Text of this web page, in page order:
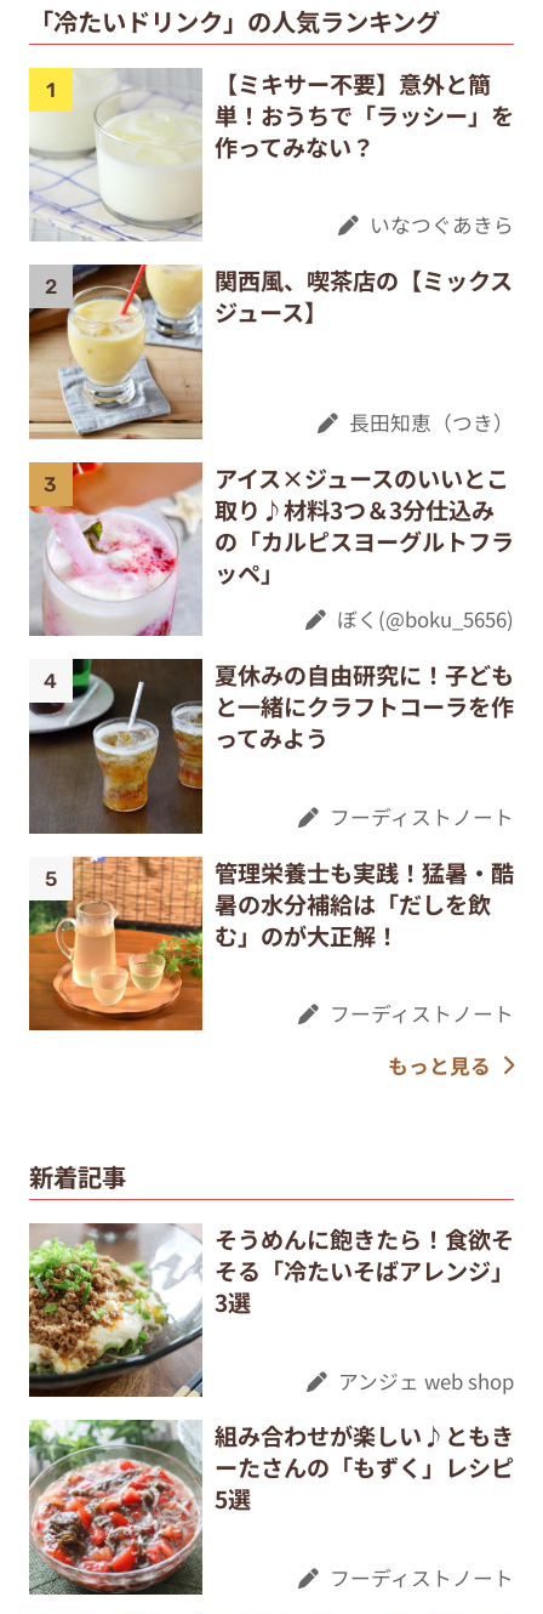
「冷たいドリンク」の人気ランキング
【ミキサー不要】意外と簡
単！おうちで「ラッシー」を
作ってみない？
いなつぐあきら
関西風、喫茶店の【ミックス
ジュース】
長田知恵（つき）
アイス×ジュースのいいとこ
取り♪材料3つ＆3分仕込み
の「カルピスヨーグルトフラ
ッペ」
ぼく(@boku_5656)
夏休みの自由研究に！子ども
と一緒にクラフトコーラを作
ってみよう
フーディストノート
管理栄養士も実践！猛暑・酷
暑の水分補給は「だしを飲
む」のが大正解！
フーディストノート
もっと見る
新着記事
そうめんに飽きたら！食欲そ
そる「冷たいそばアレンジ」
3選
アンジェ web shop
組み合わせが楽しい♪ともき
ーたさんの「もずく」レシピ
5選
フーディストノート